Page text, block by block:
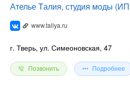
Ателье Tалия, студия моды
www.tallya.ru
г. Тверь, ул. Симеоновская, 47
Позвонить Подробнее